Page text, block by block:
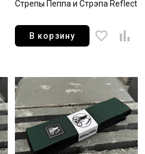
Стрепы Пеппа и Стрэпа Reflect
В корзину